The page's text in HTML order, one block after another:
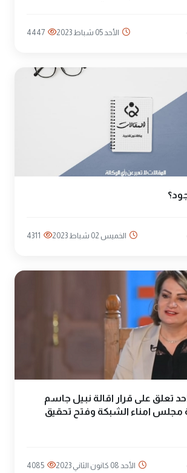
الأحد 05 شباط 2023 4447
الخميس 02 شباط 2023 4311
تعلق على قرار اقالة نبيل جاسم
مجلس امناء الشبكة وفتح تحقيق
الأحد 08 كانون الثاني 2023 4085